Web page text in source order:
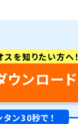
スを知りたい方へ！
ウンロード
タン30秒で！